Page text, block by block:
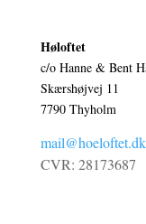
Høloftet
c/o Hanne & Bent
Skærshøjvej 11
7790 Thyholm
mail@hoeloftet.dk
CVR: 28173687